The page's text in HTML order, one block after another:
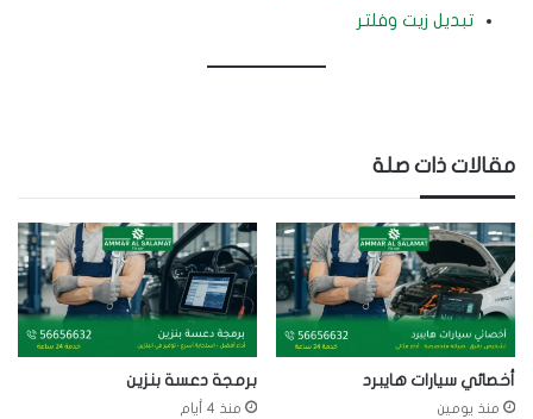
تبديل زيت وفلتر
مقالات ذات صلة
أخصائي سيارات هايبرد
منذ يومين
برمجة دعسة بنزين
منذ 4 أيام